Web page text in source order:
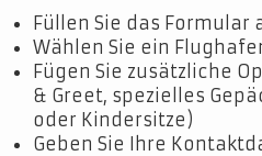
Füllen Sie das Formular
Wählen Sie ein
Fügen Sie zusätzliche
& Greet, spezielles
oder Kindersitze)
Geben Sie Ihre